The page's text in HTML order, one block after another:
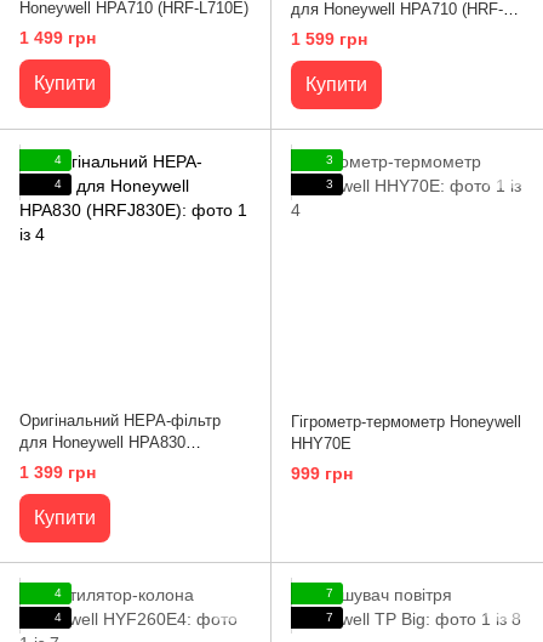
Honeywell HPA710 (HRF-L710E)
1 499 грн
Купити
для Honeywell HPA710 (HRF-
Q710E)
1 599 грн
Купити
4
4
Оригінальний НЕРА-фільтр
для Honeywell HPA830
(HRFJ830E)
1 399 грн
Купити
3
3
Гігрометр-термометр Honeywell
HHY70E
999 грн
4
4
7
7